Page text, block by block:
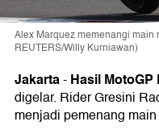
Alex Marquez memenangi main
REUTERS/Willy Kurniawan)
Jakarta-HasilMotoGP
digelar. Rider Gresini
menjadi pemenang